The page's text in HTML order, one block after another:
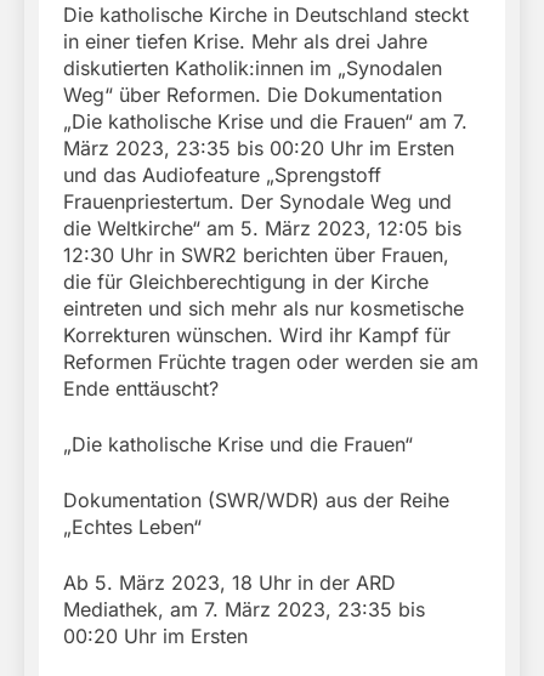
Die katholische Kirche in Deutschland steckt
in einer tiefen Krise. Mehr als drei Jahre
diskutierten Katholik:innen im „Synodalen
Weg“ über Reformen. Die Dokumentation
„Die katholische Krise und die Frauen“ am 7.
März 2023, 23:35 bis 00:20 Uhr im Ersten
und das Audiofeature „Sprengstoff
Frauenpriestertum. Der Synodale Weg und
die Weltkirche“ am 5. März 2023, 12:05 bis
12:30 Uhr in SWR2 berichten über Frauen,
die für Gleichberechtigung in der Kirche
eintreten und sich mehr als nur kosmetische
Korrekturen wünschen. Wird ihr Kampf für
Reformen Früchte tragen oder werden sie am
Ende enttäuscht?
„Die katholische Krise und die Frauen“
Dokumentation (SWR/WDR) aus der Reihe
„Echtes Leben“
Ab 5. März 2023, 18 Uhr in der ARD
Mediathek, am 7. März 2023, 23:35 bis
00:20 Uhr im Ersten